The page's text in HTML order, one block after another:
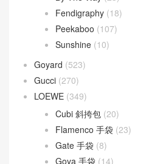
Dior Saddle(1)
DIOR TOUJOURS
Lady D-Joy(26)
Fendi (582)
Baguette
By The Way (23)
Fendigraphy(18)
Peekaboo (107)
Sunshine(10)